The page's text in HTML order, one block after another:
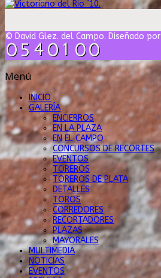
© David Glez. del Campo. Diseñado por
Menú
INICIO
GALERÍA
ENCIERROS
EN LA PLAZA
EN EL CAMPO
CONCURSOS DE RECORTES
EVENTOS
TOREROS
TOREROS DE PLATA
DETALLES
TOROS
CORREDORES
RECORTADORES
PLAZAS
MAYORALES
MULTIMEDIA
NOTICIAS
EVENTOS